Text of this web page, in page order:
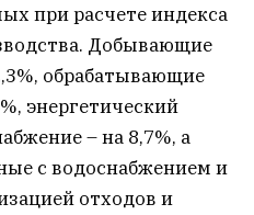
при расчете индекса
Добывающие
обрабатывающие
энергетический
– на 8,7%, а
с водоснабжением и
отходов и